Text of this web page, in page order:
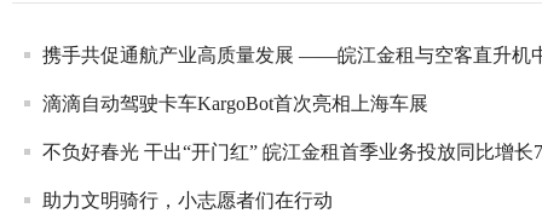
携手共促通航产业高质量发展 ——皖江金租与空客直升机
滴滴自动驾驶卡车KargoBot首次亮相上海车展
不负好春光 干出“开门红” 皖江金租首季业务投放同比增长
助力文明骑行，小志愿者们在行动